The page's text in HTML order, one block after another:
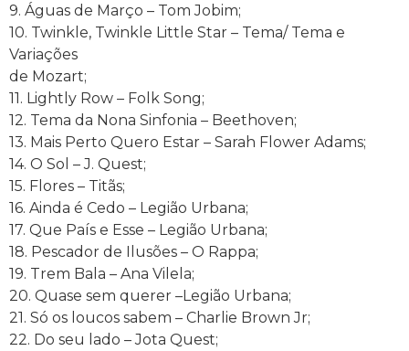
9. Águas de Março – Tom Jobim;
10. Twinkle, Twinkle Little Star – Tema/ Tema e
Variações
de Mozart;
11. Lightly Row – Folk Song;
12. Tema da Nona Sinfonia – Beethoven;
13. Mais Perto Quero Estar – Sarah Flower Adams;
14. O Sol – J. Quest;
15. Flores – Titãs;
16. Ainda é Cedo – Legião Urbana;
17. Que País e Esse – Legião Urbana;
18. Pescador de Ilusões – O Rappa;
19. Trem Bala – Ana Vilela;
20. Quase sem querer –Legião Urbana;
21. Só os loucos sabem – Charlie Brown Jr;
22. Do seu lado – Jota Quest;